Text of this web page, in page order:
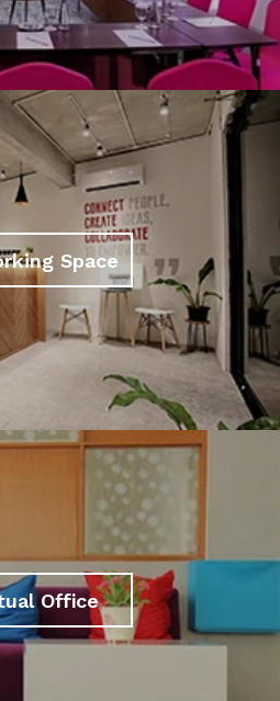
Space
Office